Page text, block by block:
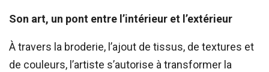
Son art, un pont entre l’intérieur et l’extérieur
À travers la broderie, l’ajout de tissus, de textures et
de couleurs, l’artiste s’autorise à transformer la